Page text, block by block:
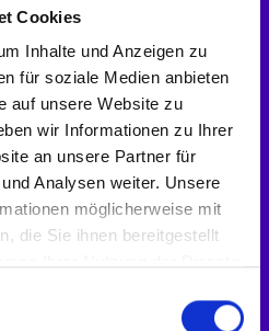
Cookies
Inhalte und Anzeigen zu
für soziale Medien anbieten
auf unsere Website zu
wir Informationen zu Ihrer
an unsere Partner für
Analysen weiter. Unsere
möglicherweise mit
die Sie ihnen bereitgestellt
&
die eigentliche Arbeit –
strategische
dafür, dass deine
läuft, kontinuierlich
Performance liefert.
skalierbar.